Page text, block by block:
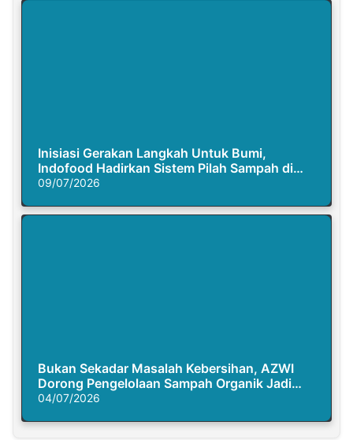
Inisiasi Gerakan Langkah Untuk Bumi,
Indofood Hadirkan Sistem Pilah Sampah di
Semasa Piknik
09/07/2026
Bukan Sekadar Masalah Kebersihan, AZWI
Dorong Pengelolaan Sampah Organik Jadi
Solusi Krisis Iklim
04/07/2026